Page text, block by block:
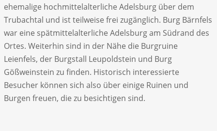
ehemalige hochmittelalterliche Adelsburg über dem
Trubachtal und ist teilweise frei zugänglich. Burg Bärnfels
war eine spätmittelalterliche Adelsburg am Südrand des
Ortes. Weiterhin sind in der Nähe die Burgruine
Leienfels, der Burgstall Leupoldstein und Burg
Gößweinstein zu finden. Historisch interessierte
Besucher können sich also über einige Ruinen und
Burgen freuen, die zu besichtigen sind.